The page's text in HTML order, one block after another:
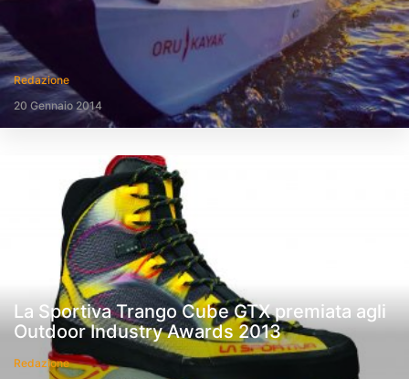
Redazione
20 Gennaio 2014
La Sportiva Trango Cube GTX premiata agli
Outdoor Industry Awards 2013
Redazione